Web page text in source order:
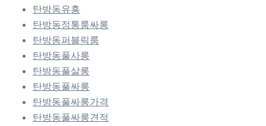
탄방동유흥
탄방동정통룸싸롱
탄방동퍼블릭룸
탄방동풀사롱
탄방동풀살롱
탄방동풀싸롱
탄방동풀싸롱가격
탄방동풀싸롱견적